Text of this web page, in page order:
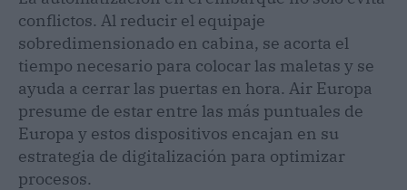
conflictos. Al reducir el equipaje
sobredimensionado en cabina, se acorta el
tiempo necesario para colocar las maletas y se
ayuda a cerrar las puertas en hora. Air Europa
presume de estar entre las más puntuales de
Europa y estos dispositivos encajan en su
estrategia de digitalización para optimizar
procesos.